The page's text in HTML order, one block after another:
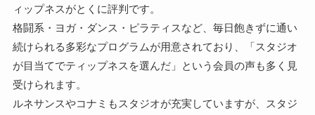
ィップネスがとくに評判です。
格闘系・ヨガ・ダンス・ピラティスなど、毎日飽きずに通い
続けられる多彩なプログラムが用意されており、「スタジオ
が目当てでティップネスを選んだ」という会員の声も多く見
受けられます。
ルネサンスやコナミもスタジオが充実していますが、スタジ